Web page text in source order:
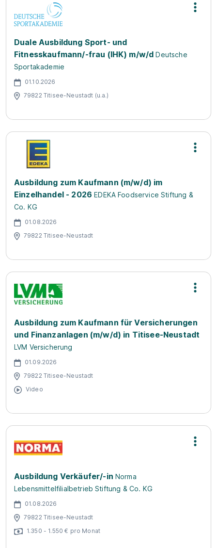
Duale Ausbildung Sport- und
Fitnesskaufmann/-frau (IHK) m/w/d Deutsche
Sportakademie
01.10.2026
79822 Titisee-Neustadt (u.a.)
Ausbildung zum Kaufmann (m/w/d) im
Einzelhandel - 2026 EDEKA Foodservice Stiftung &
Co. KG
01.08.2026
79822 Titisee-Neustadt
Ausbildung zum Kaufmann für Versicherungen
und Finanzanlagen (m/w/d) in Titisee-Neustadt
LVM Versicherung
01.09.2026
79822 Titisee-Neustadt
Video
Ausbildung Verkäufer/-in Norma
Lebensmittelfilialbetrieb Stiftung & Co. KG
01.08.2026
79822 Titisee-Neustadt
1.350 - 1.550 € pro Monat